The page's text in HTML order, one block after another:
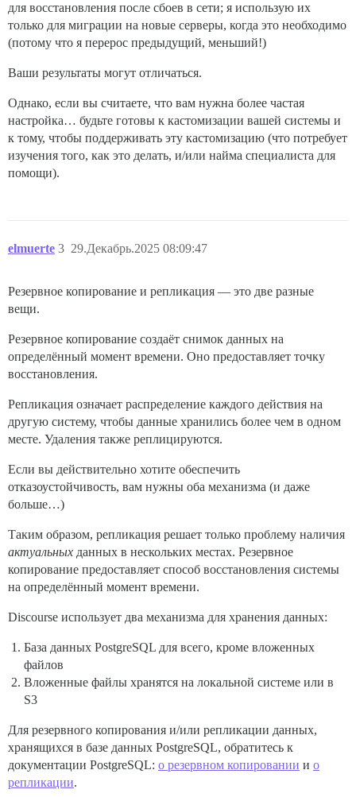
для восстановления после сбоев в сети; я использую их
только для миграции на новые серверы, когда это необходимо
(потому что я перерос предыдущий, меньший!)
Ваши результаты могут отличаться.
Однако, если вы считаете, что вам нужна более частая
настройка… будьте готовы к кастомизации вашей системы и
к тому, чтобы поддерживать эту кастомизацию (что потребует
изучения того, как это делать, и/или найма специалиста для
помощи).
elmuerte 29.Декабрь.2025 08:09:47
3
Резервное копирование и репликация — это две разные
вещи.
Резервное копирование создаёт снимок данных на
определённый момент времени. Оно предоставляет точку
восстановления.
Репликация означает распределение каждого действия на
другую систему, чтобы данные хранились более чем в одном
месте. Удаления также реплицируются.
Если вы действительно хотите обеспечить
отказоустойчивость, вам нужны оба механизма (и даже
больше…)
Таким образом, репликация решает только проблему наличия
актуальных данных в нескольких местах. Резервное
копирование предоставляет способ восстановления системы
на определённый момент времени.
Discourse использует два механизма для хранения данных:
База данных PostgreSQL для всего, кроме вложенных
файлов
Вложенные файлы хранятся на локальной системе или в
S3
Для резервного копирования и/или репликации данных,
хранящихся в базе данных PostgreSQL, обратитесь к
документации PostgreSQL: о резервном копировании и о
репликации.